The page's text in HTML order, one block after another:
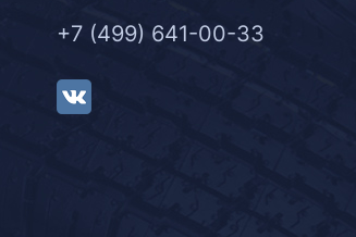
+7 (499) 641-00-33